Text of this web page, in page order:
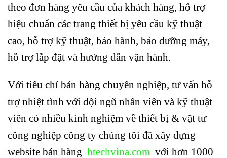
theo đơn hàng yêu cầu của khách hàng, hỗ trợ
hiệu chuẩn các trang thiết bị yêu cầu kỹ thuật
cao, hỗ trợ kỹ thuật, bảo hành, bảo dưỡng máy,
hỗ trợ lắp đặt và hướng dẫn vận hành.
Với tiêu chí bán hàng chuyên nghiệp, tư vấn hỗ
trợ nhiệt tình với đội ngũ nhân viên và kỹ thuật
viên có nhiều kinh nghiệm về thiết bị & vật tư
công nghiệp công ty chúng tôi đã xây dựng
website bán hàng htechvina.com với hơn 1000